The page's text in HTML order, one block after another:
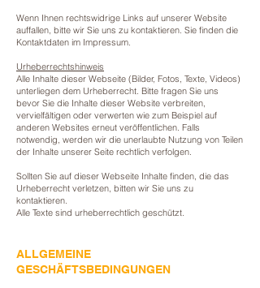
Wenn Ihnen rechtswidrige Links auf unserer Website
auffallen, bitte wir Sie uns zu kontaktieren. Sie finden die
Kontaktdaten im Impressum.
Urheberrechtshinweis
Alle Inhalte dieser Webseite (Bilder, Fotos, Texte, Videos)
unterliegen dem Urheberrecht. Bitte fragen Sie uns
bevor Sie die Inhalte dieser Website verbreiten,
vervielfältigen oder verwerten wie zum Beispiel auf
anderen Websites erneut veröffentlichen. Falls
notwendig, werden wir die unerlaubte Nutzung von Teilen
der Inhalte unserer Seite rechtlich verfolgen.
Sollten Sie auf dieser Webseite Inhalte finden, die das
Urheberrecht verletzen, bitten wir Sie uns zu
kontaktieren.
Alle Texte sind urheberrechtlich geschützt.
ALLGEMEINE
GESCHÄFTSBEDINGUNGEN